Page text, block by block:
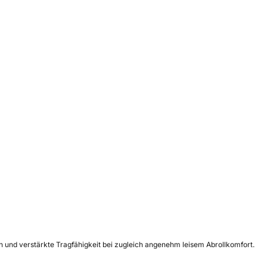
verstärkte Tragfähigkeit bei zugleich angenehm leisem Abrollkomfort.